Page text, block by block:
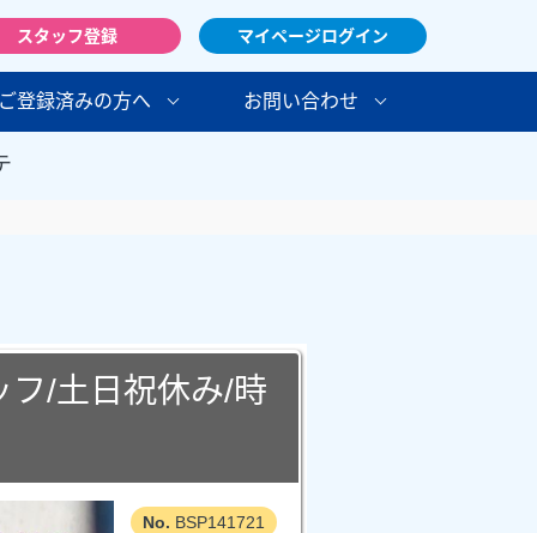
スタッフ登録 マイページログイン
登録済みの方へ お問い合わせ
/土日祝休み/時
BSP141721